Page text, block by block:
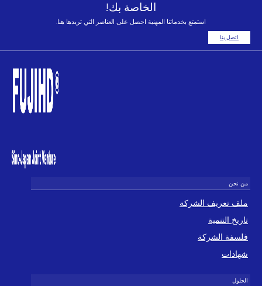
الخاصة بك!
استمتع بخدماتنا المهنية احصل على العناصر التي تريدها هنا.
اتصل بنا
ملف تعريف الشركة
تاريخ التنمية
فلسفة الشركة
شهادات